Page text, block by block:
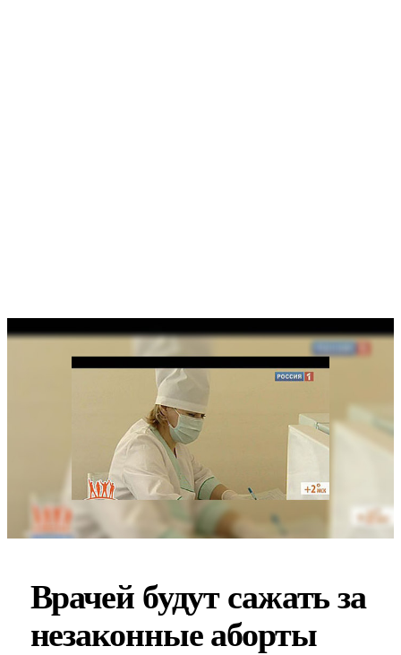
Врачей будут сажать за
незаконные аборты